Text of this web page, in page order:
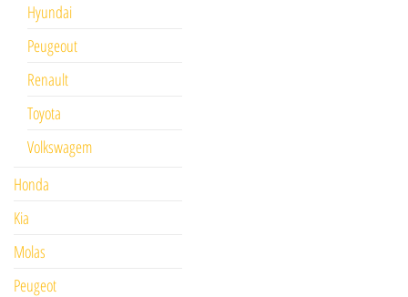
Hyundai
Peugeout
Renault
Toyota
Volkswagem
Honda
Kia
Molas
Peugeot